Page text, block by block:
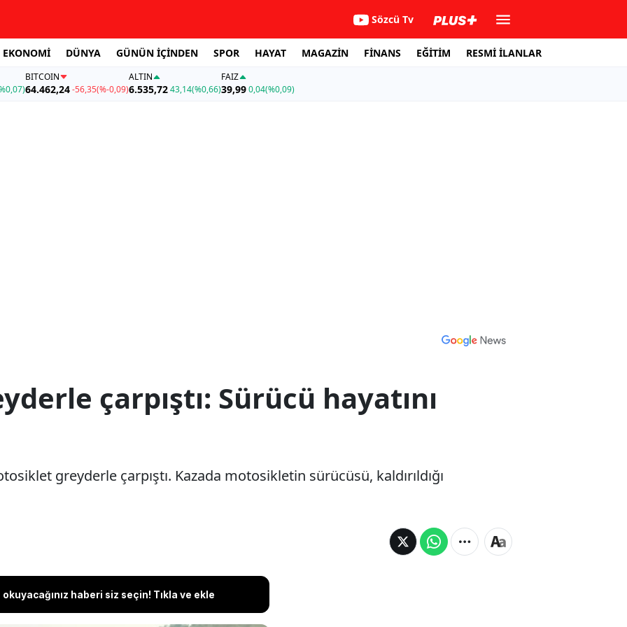
Sözcü Tv
EKONOMİ DÜNYA GÜNÜN İÇİNDEN SPOR HAYAT MAGAZİN FİNANS EĞİTİM RESMİ İLANLAR
BITCOIN
64.462,24-56,35(%-0,09)
ALTIN
6.535,7243,14(%0,66)
FAİZ
39,990,04(%0,09)
çarpıştı: Sürücü hayatını
greyderle çarpıştı. Kazada motosikletin sürücüsü, kaldırıldığı
haberi siz seçin! Tıkla ve ekle